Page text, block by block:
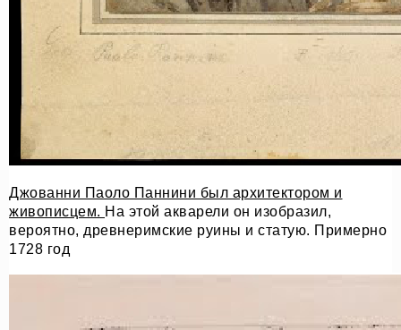
Джованни Паоло Паннини был архитектором и
живописцем. На этой акварели он изобразил,
вероятно, древнеримские руины и статую. Примерно
1728 год